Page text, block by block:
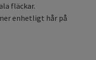
fläckar.
enhetligt hår på